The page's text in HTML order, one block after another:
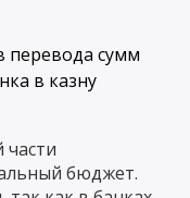
перевода сумм
в казну
части
бюджет.